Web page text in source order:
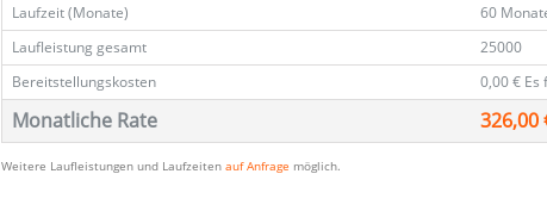
Laufzeit (Monate)
60
Laufleistung gesamt
25000
Bereitstellungskosten
0,00 € Es
Monatliche Rate 326,00
Weitere Laufleistungen und Laufzeitenauf Anfrage möglich.